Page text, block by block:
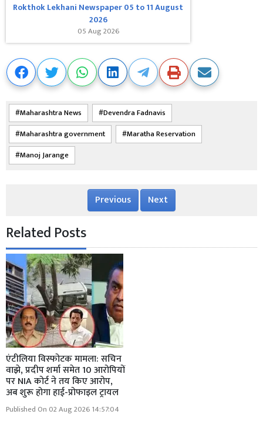
Rokthok Lekhani Newspaper 05 to 11 August
2026
05 Aug 2026
Maharashtra News
Devendra Fadnavis
Maharashtra government
Maratha Reservation
Manoj Jarange
Previous Next
Related Posts
एंटीलिया विस्फोटक मामला: सचिन
वाझे, प्रदीप शर्मा समेत 10 आरोपियों
पर NIA कोर्ट ने तय किए आरोप,
अब शुरू होगा हाई-प्रोफाइल ट्रायल
Published On 02 Aug 2026 14:57:04